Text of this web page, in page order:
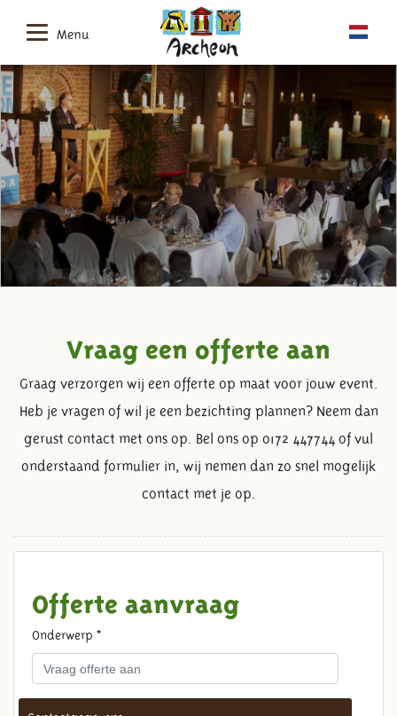
Menu
Vraag een offerte aan
Graag verzorgen wij een offerte op maat voor jouw event.
Heb je vragen of wil je een bezichting plannen? Neem dan
gerust contact met ons op. Bel ons op 0172 447744 of vul
onderstaand formulier in, wij nemen dan zo snel mogelijk
contact met je op.
Offerte aanvraag
Onderwerp *